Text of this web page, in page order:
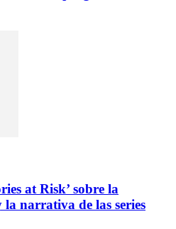
at Risk’ sobre la
narrativa de las series